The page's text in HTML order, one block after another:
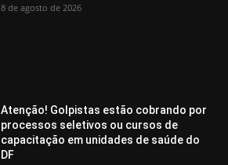
8 de agosto de 2026
Atenção! Golpistas estão cobrando por
processos seletivos ou cursos de
capacitação em unidades de saúde do
DF